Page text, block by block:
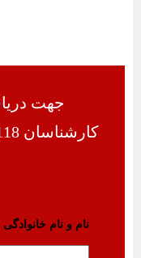
جهت
نام و نام خانوادگی